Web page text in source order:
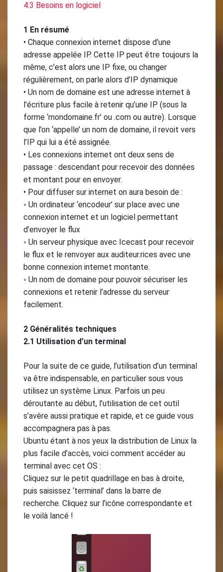
4.3 Besoins en logiciel
1 En résumé
• Chaque connexion internet dispose d’une
adresse appelée IP. Cette IP peut être toujours la
même, c’est alors une IP fixe, ou changer
régulièrement, on parle alors d’IP dynamique
• Un nom de domaine est une adresse internet à
l’écriture plus facile à retenir qu’une IP (sous la
forme ‘mondomaine.fr’ ou .com ou autre). Lorsque
que l’on ‘appelle’ un nom de domaine, il revoit vers
l’IP qui lui a été assignée.
• Les connexions internet ont deux sens de
passage : descendant pour recevoir des données
et montant pour en envoyer.
• Pour diffuser sur internet on aura besoin de :
◦ Un ordinateur ‘encodeur’ sur place avec une
connexion internet et un logiciel permettant
d’envoyer le flux
◦ Un serveur physique avec Icecast pour recevoir
le flux et le renvoyer aux auditeur.rices avec une
bonne connexion internet montante.
◦ Un nom de domaine pour pouvoir sécuriser les
connexions et retenir l’adresse du serveur
facilement.
2 Généralités techniques
2.1 Utilisation d’un terminal
Pour la suite de ce guide, l’utilisation d’un terminal
va être indispensable, en particulier sous vous
utilisez un système Linux. Parfois un peu
déroutante au début, l’utilisation de cet outil
s’avère aussi pratique et rapide, et ce guide vous
accompagnera pas à pas.
Ubuntu étant à nos yeux la distribution de Linux la
plus facile d’accès, voici comment accéder au
terminal avec cet OS :
Cliquez sur le petit quadrillage en bas à droite,
puis saisissez ‘terminal’ dans la barre de
recherche. Cliquez sur l’icône correspondante et
le voilà lancé !